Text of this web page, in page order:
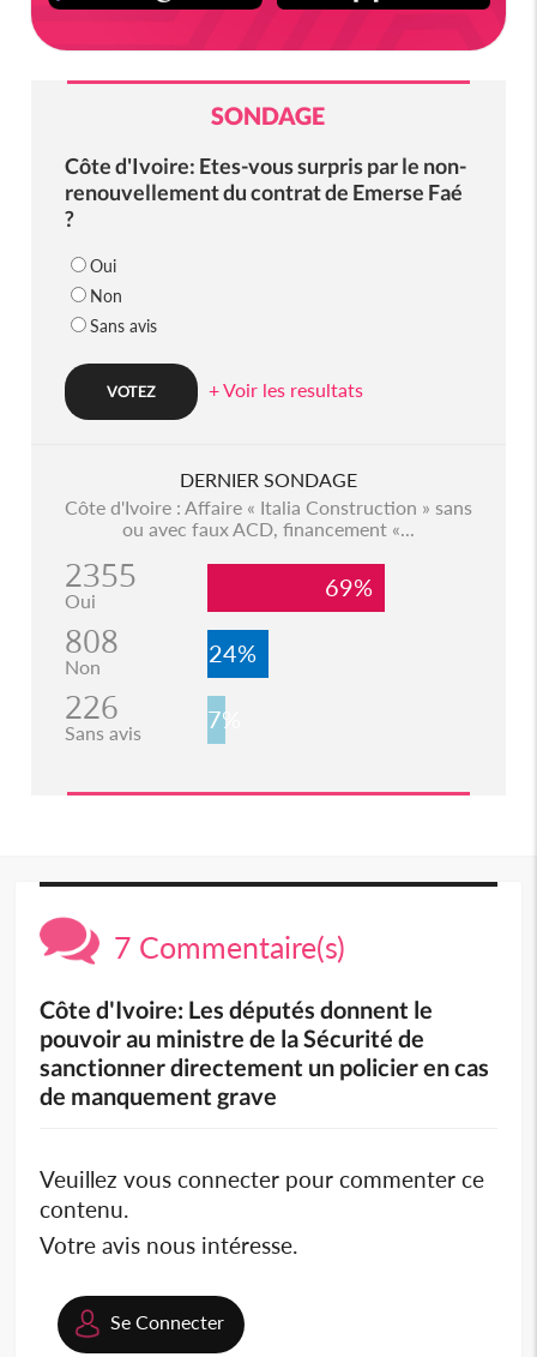
SONDAGE
Côte d'Ivoire: Etes-vous surpris par le non-
renouvellement du contrat de Emerse Faé
?
Oui
Non
Sans avis
+ Voir les resultats
DERNIER SONDAGE
Côte d'Ivoire : Affaire « Italia Construction » sans
ou avec faux ACD, financement «...
2355
Oui 69%
808
Non 24%
226
Sans avis 7%
7 Commentaire(s)
Côte d'Ivoire: Les députés donnent le
pouvoir au ministre de la Sécurité de
sanctionner directement un policier en cas
de manquement grave
Veuillez vous connecter pour commenter ce
contenu.
Votre avis nous intéresse.
Se Connecter